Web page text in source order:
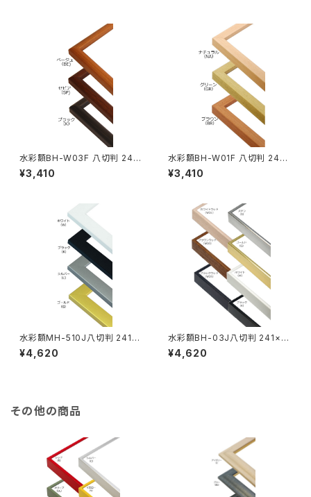
水彩額BH-W03F 八切判 241
×302ミリ
¥3,410
水彩額BH-W01F 八切判 241×
302ミリ
¥3,410
水彩額MH-510J八切判 241×
302ミリ
¥4,620
水彩額BH-03J八切判 241×3
02ミリ
¥4,620
その他の商品